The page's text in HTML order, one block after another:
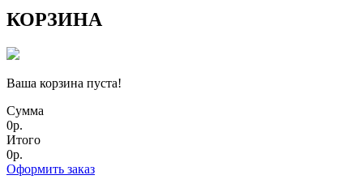
КОРЗИНА
Ваша корзина пуста!
Сумма
0р.
Итого
0р.
Оформить заказ